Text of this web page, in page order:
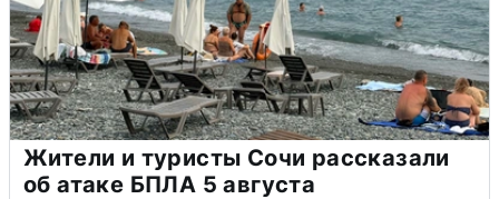
Жители и туристы Сочи рассказали
об атаке БПЛА 5 августа